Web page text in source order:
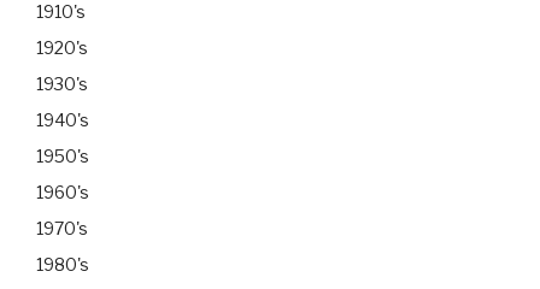
1910's
1920's
1930's
1940's
1950's
1960's
1970's
1980's